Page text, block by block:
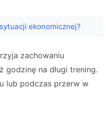
ekonomicznej?
zachowaniu
godzinę na długi trening.
lub podczas przerw w